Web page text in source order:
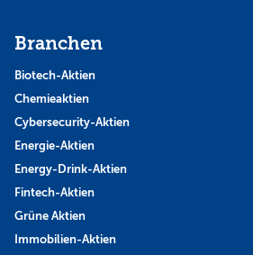
Branchen
Biotech-Aktien
Chemieaktien
Cybersecurity-Aktien
Energie-Aktien
Energy-Drink-Aktien
Fintech-Aktien
Grüne Aktien
Immobilien-Aktien